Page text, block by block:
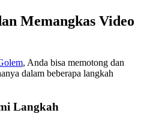
Memangkas Video
, Anda bisa memotong dan
dalam beberapa langkah
Langkah